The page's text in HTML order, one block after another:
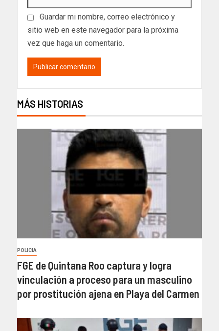
Guardar mi nombre, correo electrónico y
sitio web en este navegador para la próxima
vez que haga un comentario.
MÁS HISTORIAS
POLICIA
FGE de Quintana Roo captura y logra
vinculación a proceso para un masculino
por prostitución ajena en Playa del Carmen